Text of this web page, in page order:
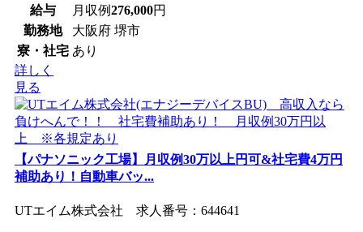
給与
月収例276,000円
勤務地
大阪府 堺市
寮・社宅 あり
詳しく
見る
【パナソニック工場】月収例30万以上円可&社宅費4万円
補助あり！自動車バッ...
UTエイム株式会社 求人番号：644641